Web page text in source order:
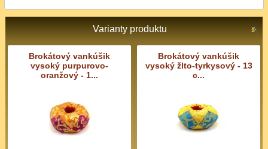
Varianty produktu
Brokátový vankúšik
vysoký purpurovo-
oranžový - 1...
Brokátový vankúšik
vysoký žlto-tyrkysový - 13
c...